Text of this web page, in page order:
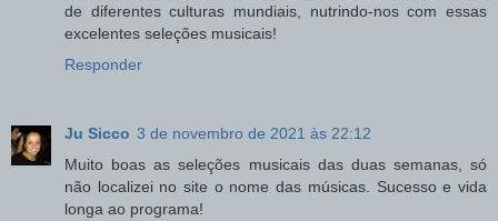
de diferentes culturas mundiais, nutrindo-nos com essas
excelentes seleções musicais!
Responder
Ju Sicco 3 de novembro de 2021 às 22:12
Muito boas as seleções musicais das duas semanas, só
não localizei no site o nome das músicas. Sucesso e vida
longa ao programa!